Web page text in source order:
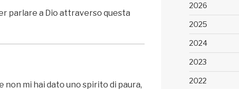
parlare a Dio attraverso questa
non mi hai dato uno spirito di paura,
2026
2025
2024
2023
2022